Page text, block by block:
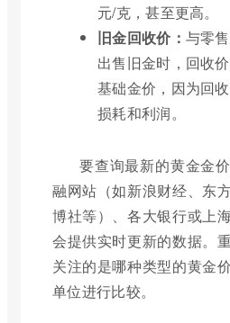
元/克，甚至更高。
旧金回收价： 与零
出售旧金时，回收
基础金价，因为回
损耗和利润。
要查询最新的黄金金
融网站（如新浪财经、东
博社等）、各大银行或上
会提供实时更新的数据。
关注的是哪种类型的黄金
单位进行比较。